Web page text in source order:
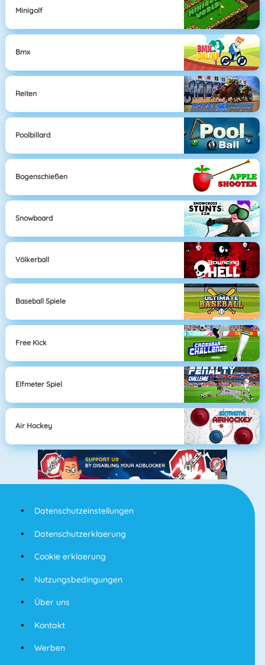
Minigolf
Bmx
Reiten
Poolbillard
Bogenschießen
Snowboard
Völkerball
Baseball Spiele
Free Kick
Elfmeter Spiel
Air Hockey
Datenschutzeinstellungen
Datenschutzerklaerung
Cookie erklaerung
Nutzungsbedingungen
Über uns
Kontakt
Werben